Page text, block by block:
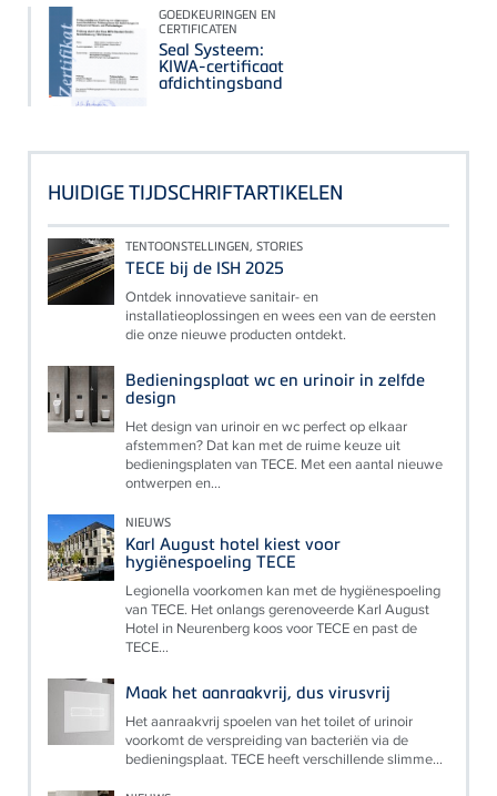
GOEDKEURINGEN EN
CERTIFICATEN
Seal Systeem:
KIWA-certificaat
afdichtingsband
HUIDIGE TIJDSCHRIFTARTIKELEN
TENTOONSTELLINGEN, STORIES
TECE bij de ISH 2025
Ontdek innovatieve sanitair- en
installatieoplossingen en wees een van de eersten
die onze nieuwe producten ontdekt.
Bedieningsplaat wc en urinoir in zelfde
design
Het design van urinoir en wc perfect op elkaar
afstemmen? Dat kan met de ruime keuze uit
bedieningsplaten van TECE. Met een aantal nieuwe
ontwerpen en...
NIEUWS
Karl August hotel kiest voor
hygiënespoeling TECE
Legionella voorkomen kan met de hygiënespoeling
van TECE. Het onlangs gerenoveerde Karl August
Hotel in Neurenberg koos voor TECE en past de
TECE...
Maak het aanraakvrij, dus virusvrij
Het aanraakvrij spoelen van het toilet of urinoir
voorkomt de verspreiding van bacteriën via de
bedieningsplaat. TECE heeft verschillende slimme...